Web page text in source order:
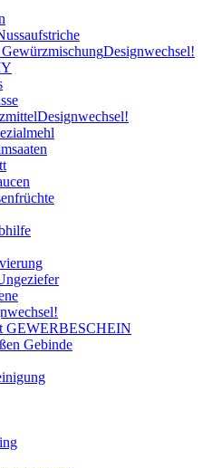
Designwechsel!
Designwechsel!
GEWERBESCHEIN
Gebinde